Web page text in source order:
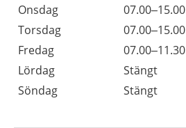
Onsdag
07.00–15.00
Torsdag
07.00–15.00
Fredag
07.00–11.30
Lördag
Stängt
Söndag
Stängt